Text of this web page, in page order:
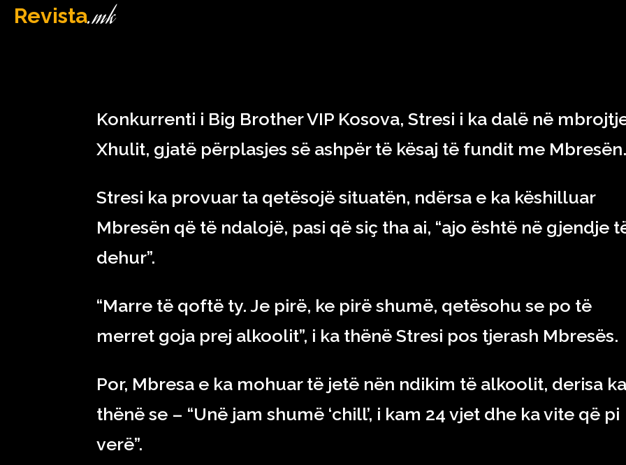
Revista.mk
Konkurrenti i Big Brother VIP Kosova, Stresi i ka dalë në
Xhulit, gjatë përplasjes së ashpër të kësaj të fundit me Mbresën.
Stresi ka provuar ta qetësojë situatën, ndërsa e ka këshilluar
Mbresën që të ndalojë, pasi që siç tha ai, “ajo është në gjendje
dehur”.
“Marre të qoftë ty. Je pirë, ke pirë shumë, qetësohu se po të
merret goja prej alkoolit”, i ka thënë Stresi pos tjerash Mbresës.
Por, Mbresa e ka mohuar të jetë nën ndikim të alkoolit, derisa ka
thënë se – “Unë jam shumë ‘chill’, i kam 24 vjet dhe ka vite që pi
verë”.